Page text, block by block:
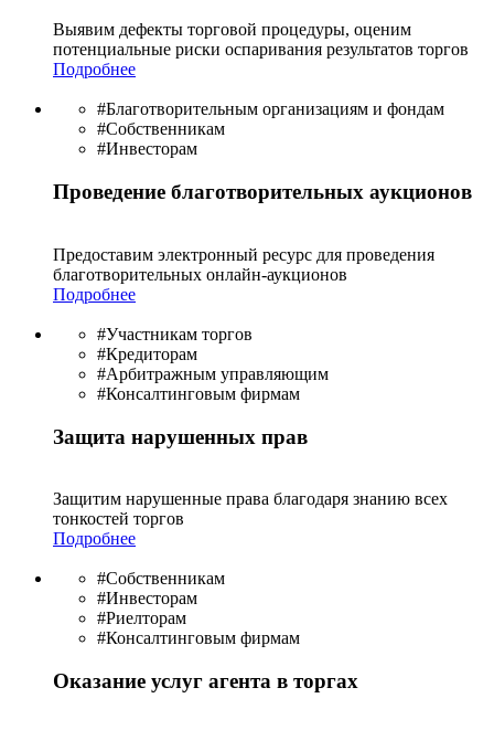
Выявим дефекты торговой процедуры, оценим
потенциальные риски оспаривания результатов торгов
Подробнее
#Благотворительным организациям и фондам
#Собственникам
#Инвесторам
Проведение благотворительных аукционов
Предоставим электронный ресурс для проведения
благотво­рительных онлайн-аукционов
Подробнее
#Участникам торгов
#Кредиторам
#Арбитражным управляющим
#Консалтинговым фирмам
Защита нарушенных прав
Защитим нарушенные права благодаря знанию всех
тонкостей торгов
Подробнее
#Собственникам
#Инвесторам
#Риелторам
#Консалтинговым фирмам
Оказание услуг агента в торгах